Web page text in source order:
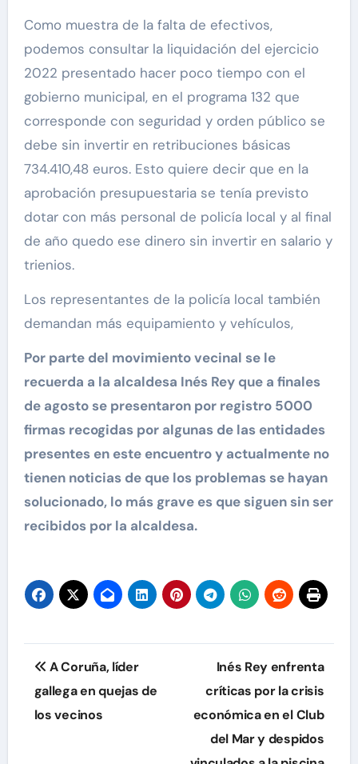
Como muestra de la falta de efectivos,
podemos consultar la liquidación del ejercicio
2022 presentado hacer poco tiempo con el
gobierno municipal, en el programa 132 que
corresponde con seguridad y orden público se
debe sin invertir en retribuciones básicas
734.410,48 euros. Esto quiere decir que en la
aprobación presupuestaria se tenía previsto
dotar con más personal de policía local y al final
de año quedo ese dinero sin invertir en salario y
trienios.
Los representantes de la policía local también
demandan más equipamiento y vehículos,
Por parte del movimiento vecinal se le
recuerda a la alcaldesa Inés Rey que a finales
de agosto se presentaron por registro 5000
firmas recogidas por algunas de las entidades
presentes en este encuentro y actualmente no
tienen noticias de que los problemas se hayan
solucionado, lo más grave es que siguen sin ser
recibidos por la alcaldesa.
Navegación
de
entradas
A Coruña, líder
gallega en quejas de
los vecinos
Inés Rey enfrenta
críticas por la crisis
económica en el Club
del Mar y despidos